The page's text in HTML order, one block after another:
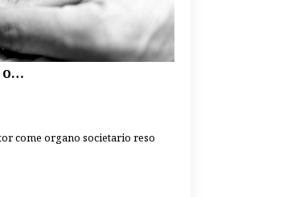
o…
come organo societario reso